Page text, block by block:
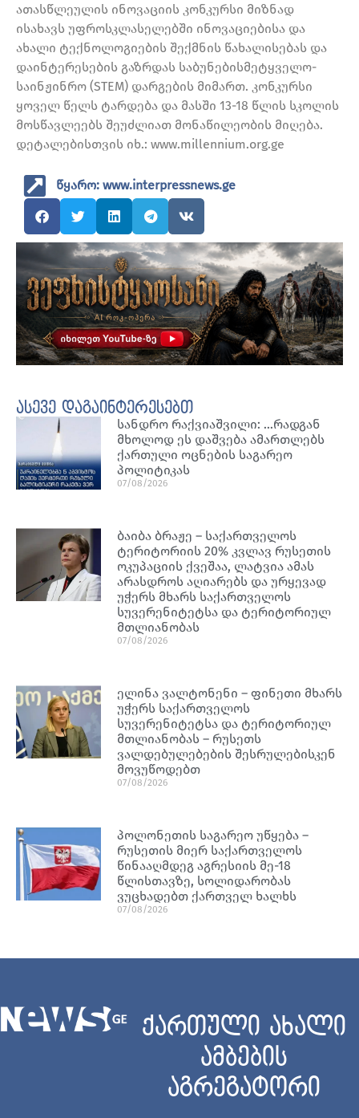
ათასწლეულის ინოვაციის კონკურსი მიზნად
ისახავს უფროსკლასელებში ინოვაციებისა და
ახალი ტექნოლოგიების შექმნის წახალისებას და
დაინტერესების გაზრდას საბუნებისმეტყველო-
საინჟინრო (STEM) დარგების მიმართ. კონკურსი
ყოველ წელს ტარდება და მასში 13-18 წლის სკოლის
მოსწავლეებს შეუძლიათ მონაწილეობის მიღება.
დეტალებისთვის იხ.: www.millennium.org.ge
წყარო: www.interpressnews.ge
ასევე დაგაინტერესებთ
სანდრო რაქვიაშვილი: …რადგან
მხოლოდ ეს დაშვება ამართლებს
ქართული ოცნების საგარეო
პოლიტიკას
07/08/2026
ბაიბა ბრაჟე – საქართველოს
ტერიტორიის 20% კვლავ რუსეთის
ოკუპაციის ქვეშაა, ლატვია ამას
არასდროს აღიარებს და ურყევად
უჭერს მხარს საქართველოს
სუვერენიტეტსა და ტერიტორიულ
მთლიანობას
07/08/2026
ელინა ვალტონენი – ფინეთი მხარს
უჭერს საქართველოს
სუვერენიტეტსა და ტერიტორიულ
მთლიანობას – რუსეთს
ვალდებულებების შესრულებისკენ
მოვუწოდებთ
07/08/2026
პოლონეთის საგარეო უწყება –
რუსეთის მიერ საქართველოს
წინააღმდეგ აგრესიის მე-18
წლისთავზე, სოლიდარობას
ვუცხადებთ ქართველ ხალხს
07/08/2026
ქართული ახალი
ამბების
აგრეგატორი